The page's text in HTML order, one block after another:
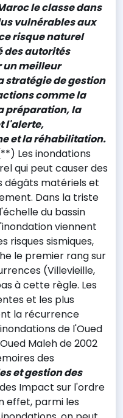
le classe dans
vulnérables aux
risque naturel
des autorités
un meilleur
stratégie de gestion
comme la
préparation, la
l'alerte,
et la réhabilitation.
Les inondations
qui peut causer des
dégâts matériels et
Dans la triste
du bassin
viennent
risques sismiques,
le premier rang sur
(Villevieille,
à cette règle. Les
et les plus
la récurrence
de l'Oued
Maleh de 2002
des
et gestion des
Impact sur l'ordre
effet, parmi les